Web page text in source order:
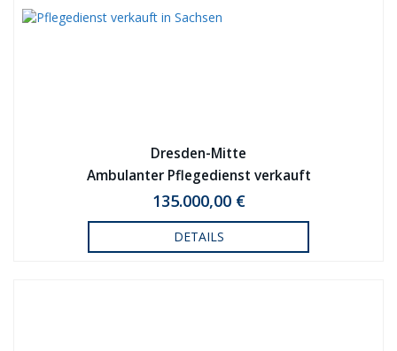
Dresden-Mitte
Ambulanter Pflegedienst verkauft
135.000,00 €
DETAILS